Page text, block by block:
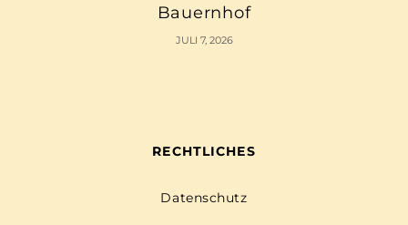
Bauernhof
JULI 7, 2026
RECHTLICHES
Datenschutz